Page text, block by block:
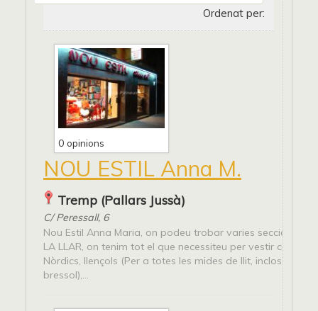
Ordenat per:
0 opinions
NOU ESTIL Anna M.
Tremp (Pallars Jussà)
C/ Peressall, 6
Nou Estil Anna Maria, on podeu trobar varies seccions: -
LA LLAR, on tenim tot el que necessiteu per vestir casa
Nòrdics, llençols (Per a totes les mides de llit, incloses les
bressol),...